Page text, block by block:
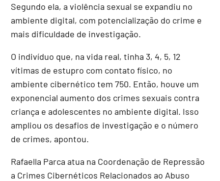
Segundo ela, a violência sexual se expandiu no
ambiente digital, com potencialização do crime e
mais dificuldade de investigação.
O indivíduo que, na vida real, tinha 3, 4, 5, 12
vítimas de estupro com contato físico, no
ambiente cibernético tem 750. Então, houve um
exponencial aumento dos crimes sexuais contra
criança e adolescentes no ambiente digital. Isso
ampliou os desafios de investigação e o número
de crimes, apontou.
Rafaella Parca atua na Coordenação de Repressão
a Crimes Cibernéticos Relacionados ao Abuso